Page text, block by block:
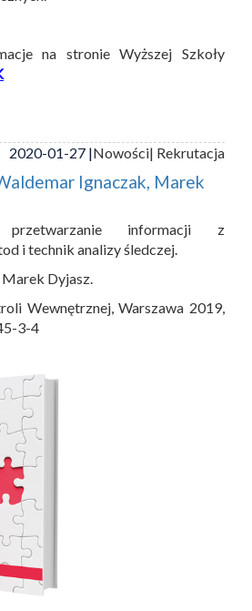
na stronie Wyższej Szkoły
2020-01-27 |Nowości| Rekrutacja
Ignaczak, Marek
informacji z
i technik analizy śledczej.
Dyjasz.
Wewnętrznej, Warszawa 2019,
3-4